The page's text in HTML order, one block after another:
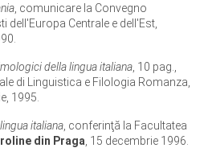
, comunicare la Convegno
dell'Europa Centrale e dell'Est,
della lingua italiana , 10 pag.,
di Linguistica e Filologia Romanza,
1995.
italiana , conferinţă la Facultatea
din Praga , 15 decembrie 1996.